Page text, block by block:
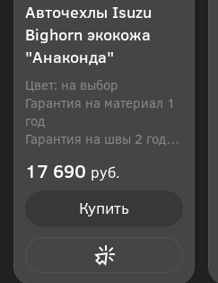
Авточехлы Isuzu
Bighorn экокожа
"Анаконда"
Цвет: на выбор
Гарантия на материал 1
год
Гарантия на швы 2 года
17 690 руб.
Купить